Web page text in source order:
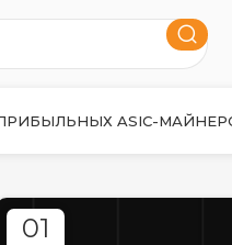
ASIC-
01